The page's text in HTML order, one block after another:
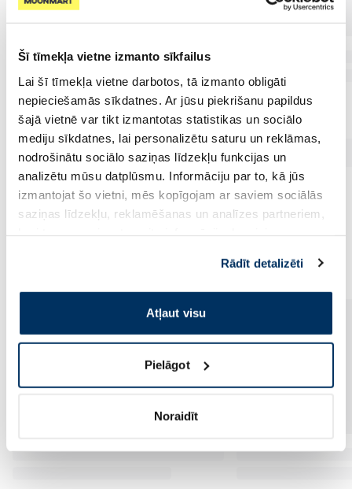
Šī tīmekļa vietne izmanto sīkfailus
Lai šī tīmekļa vietne darbotos, tā izmanto obligāti
nepieciešamās sīkdatnes. Ar jūsu piekrišanu papildus
šajā vietnē var tikt izmantotas statistikas un sociālo
mediju sīkdatnes, lai personalizētu saturu un reklāmas,
nodrošinātu sociālo saziņas līdzekļu funkcijas un
analizētu mūsu datplūsmu. Informāciju par to, kā jūs
izmantojat šo vietni, mēs kopīgojam ar saviem sociālās
saziņas līdzekļu, reklamēšanas un analīzes partneriem,
pakalpojumus. Ja piekrītat šo papildu sīkdatņu
izmantošanai, lūdzu, atzīmējiet savu izvēli:
Rādīt detalizēti
Atļaut visu
Pielāgot
Noraidīt